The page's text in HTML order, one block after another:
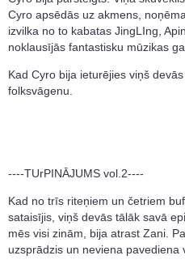
Cyro apsēdās uz akmens,
izvilka no to kabatas JingLIng,
noklausījās fantastisku mūzikas
Kad Cyro bija ieturējies viņš
folksvāgenu.
----TUrPINĀJUMS vol.2----
Kad no trīs riteņiem un četriem
sataisījis, viņš devās tālāk savā
mēs visi zinām, bija atrast Zani.
uzsprādzis un neviena pavediena